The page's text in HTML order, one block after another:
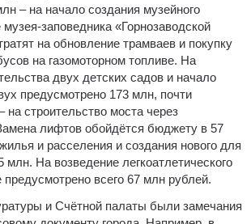
– на начало создания музейного
заповедника «Горнозаводской
на обновление трамваев и покупку
на газомоторном топливе. На
двух детских садов и начало
предусмотрено 173 млн, почти
на строительство моста через
лифтов обойдётся бюджету в 57
и расселения и создания нового для
млн. На возведение легкоатлетического
предусмотрено всего 67 млн рублей.
и Счётной палаты были замечания